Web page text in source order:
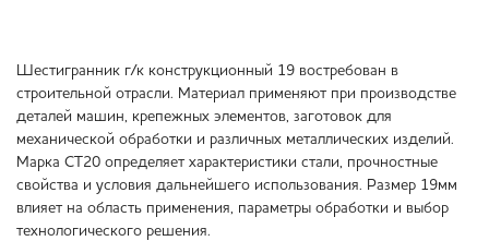
Шестигранник г/к конструкционный 19 востребован в
строительной отрасли. Материал применяют при производстве
деталей машин, крепежных элементов, заготовок для
механической обработки и различных металлических изделий.
Марка СТ20 определяет характеристики стали, прочностные
свойства и условия дальнейшего использования. Размер 19мм
влияет на область применения, параметры обработки и выбор
технологического решения.